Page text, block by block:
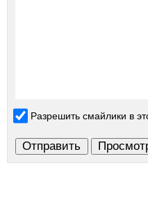
Разрешить смайлики в